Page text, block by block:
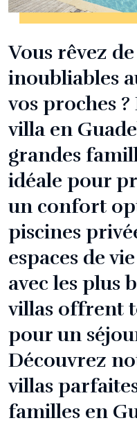
Vous rêvez
inoubliables
vos proches
villa en
grandes
idéale pour
un confort
piscines
espaces de
avec les plus
villas offrent
pour un
Découvrez
villas
familles en